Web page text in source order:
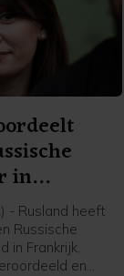
in
- Rusland heeft
Russische
in Frankrijk,
en